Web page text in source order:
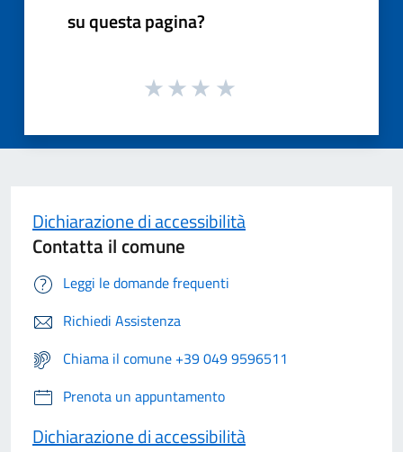
su questa pagina?
Dichiarazione di accessibilità
Contatta il comune
Leggi le domande frequenti
Richiedi Assistenza
Chiama il comune +39 049 9596511
Prenota un appuntamento
Dichiarazione di accessibilità